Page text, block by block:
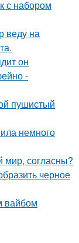
с набором
веду на
он
-
пушистый
немного
мир, согласны?
черное
вайбом